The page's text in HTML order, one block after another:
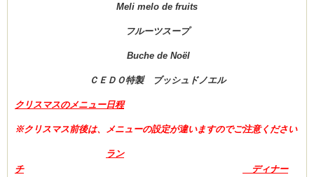
Meli melo de fruits
フルーツスープ
Buche de Noël
ＣＥＤＯ特製 ブッシュドノエル
クリスマスのメニュー日程
※クリスマス前後は、メニューの設定が違いますのでご注意ください
ラン
チ
ディナー